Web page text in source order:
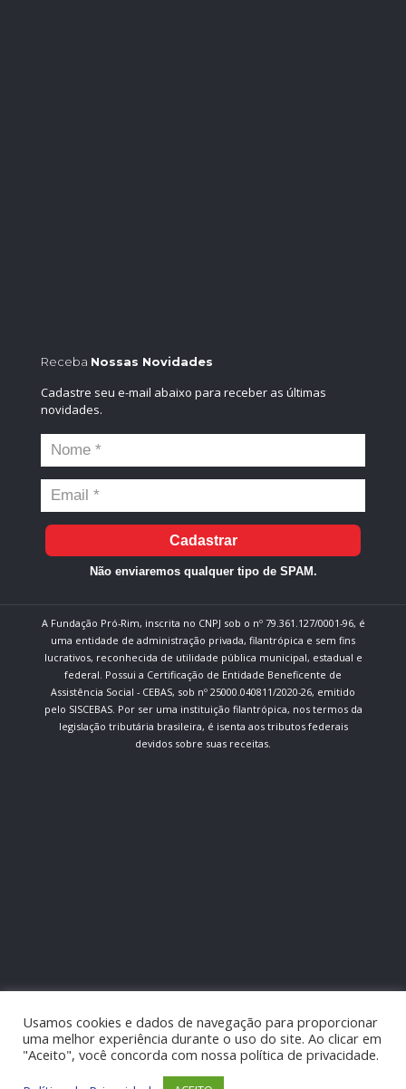
Receba Nossas Novidades
Cadastre seu e-mail abaixo para receber as últimas
novidades.
Cadastrar
Não enviaremos qualquer tipo de SPAM.
A Fundação Pró-Rim, inscrita no CNPJ sob o nº 79.361.127/0001-96, é
uma entidade de administração privada, filantrópica e sem fins
lucrativos, reconhecida de utilidade pública municipal, estadual e
federal. Possui a Certificação de Entidade Beneficente de
Assistência Social - CEBAS, sob nº 25000.040811/2020-26, emitido
pelo SISCEBAS. Por ser uma instituição filantrópica, nos termos da
legislação tributária brasileira, é isenta aos tributos federais
devidos sobre suas receitas.
Usamos cookies e dados de navegação para proporcionar
uma melhor experiência durante o uso do site. Ao clicar em
"Aceito", você concorda com nossa política de privacidade.